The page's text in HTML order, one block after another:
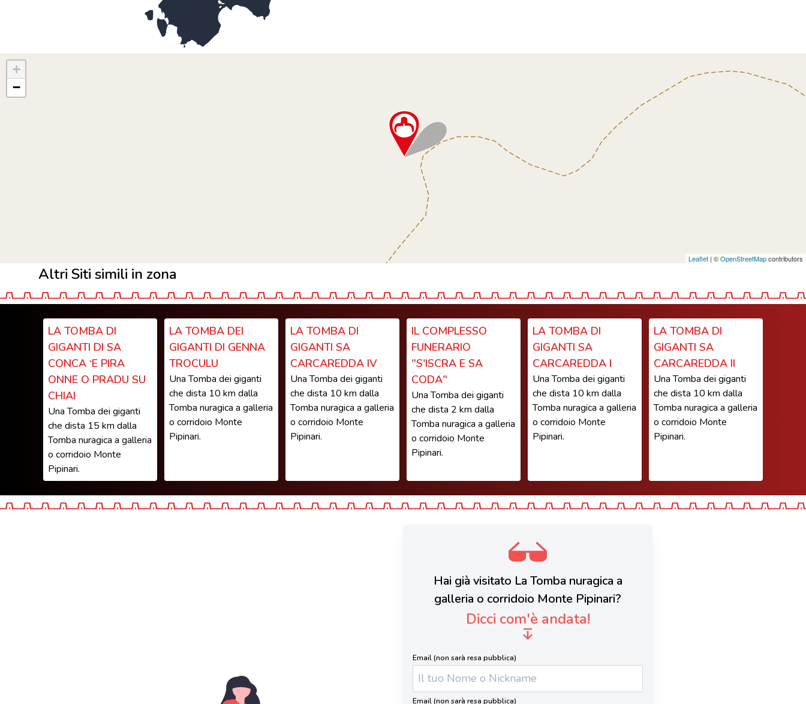
+
−
Leaflet | ©OpenStreetMapcontributors
Altri Siti simili in zona
LA TOMBA DI
GIGANTI DI SA
CONCA ‘E PIRA
ONNE O PRADU SU
CHIAI
Una Tomba dei giganti
che dista 15 km dalla
Tomba nuragica a galleria
o corridoio Monte
Pipinari.
LA TOMBA DEI
GIGANTI DI GENNA
TROCULU
Una Tomba dei giganti
che dista 10 km dalla
Tomba nuragica a galleria
o corridoio Monte
Pipinari.
LA TOMBA DI
GIGANTI SA
CARCAREDDA IV
Una Tomba dei giganti
che dista 10 km dalla
Tomba nuragica a galleria
o corridoio Monte
Pipinari.
IL COMPLESSO
FUNERARIO
"S'ISCRA E SA
CODA"
Una Tomba dei giganti
che dista 2 km dalla
Tomba nuragica a galleria
o corridoio Monte
Pipinari.
LA TOMBA DI
GIGANTI SA
CARCAREDDA I
Una Tomba dei giganti
che dista 10 km dalla
Tomba nuragica a galleria
o corridoio Monte
Pipinari.
LA TOMBA DI
GIGANTI SA
CARCAREDDA II
Una Tomba dei giganti
che dista 10 km dalla
Tomba nuragica a galleria
o corridoio Monte
Pipinari.
Hai già visitato La Tomba nuragica a
galleria o corridoio Monte Pipinari?
Dicci com'è andata!
Email (non sarà resa pubblica)
Email (non sarà resa pubblica)